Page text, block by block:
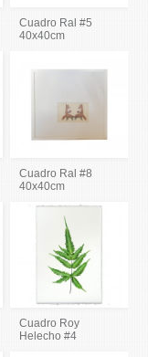
Cuadro Ral #5
40x40cm
Cuadro Ral #8
40x40cm
Cuadro Roy
Helecho #4